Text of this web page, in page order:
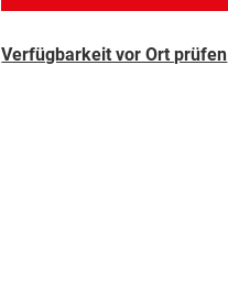
Verfügbarkeit vor Ort prüfen